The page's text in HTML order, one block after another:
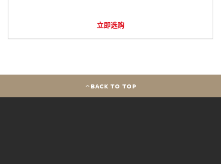
立即选购
BACK TO TOP